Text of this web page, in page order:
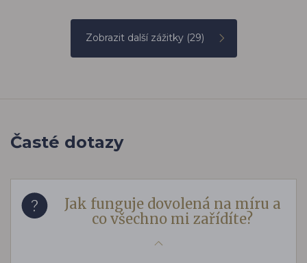
Zobrazit další zážitky (29)
Časté dotazy
Jak funguje dovolená na míru a
co všechno mi zařídíte?